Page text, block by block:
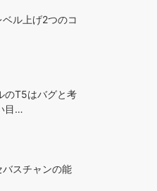
ル上げ2つのコ
のT5はバグと考
目…
スチャンの能